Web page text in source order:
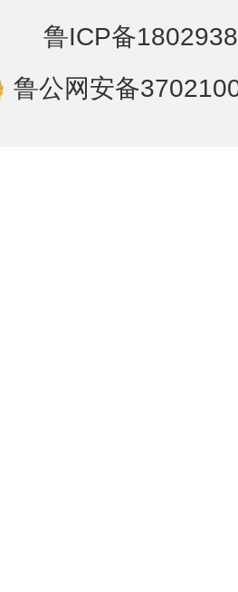
鲁ICP备
鲁公网安备